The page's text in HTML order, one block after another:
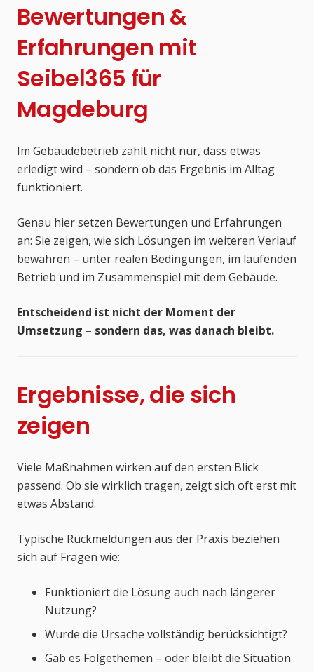
Bewertungen &
Erfahrungen mit
Seibel365 für
Magdeburg
Im Gebäudebetrieb zählt nicht nur, dass etwas
erledigt wird – sondern ob das Ergebnis im Alltag
funktioniert.
Genau hier setzen Bewertungen und Erfahrungen
an: Sie zeigen, wie sich Lösungen im weiteren Verlauf
bewähren – unter realen Bedingungen, im laufenden
Betrieb und im Zusammenspiel mit dem Gebäude.
Entscheidend ist nicht der Moment der
Umsetzung – sondern das, was danach bleibt.
Ergebnisse, die sich
zeigen
Viele Maßnahmen wirken auf den ersten Blick
passend. Ob sie wirklich tragen, zeigt sich oft erst mit
etwas Abstand.
Typische Rückmeldungen aus der Praxis beziehen
sich auf Fragen wie:
Funktioniert die Lösung auch nach längerer
Nutzung?
Wurde die Ursache vollständig berücksichtigt?
Gab es Folgethemen – oder bleibt die Situation